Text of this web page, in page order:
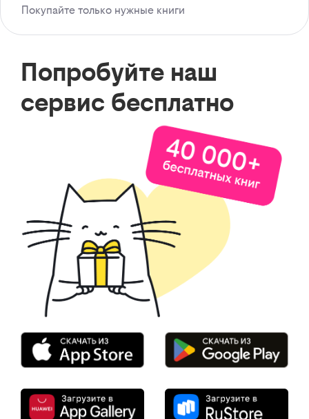
Покупайте только нужные книги
Попробуйте наш
сервис бесплатно